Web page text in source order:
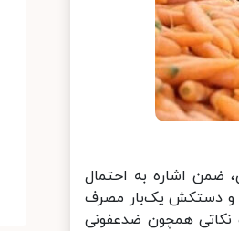
ضمن اشاره به احتمال
و دستکش یک‌بار مصرف
همچون ضدعفونی